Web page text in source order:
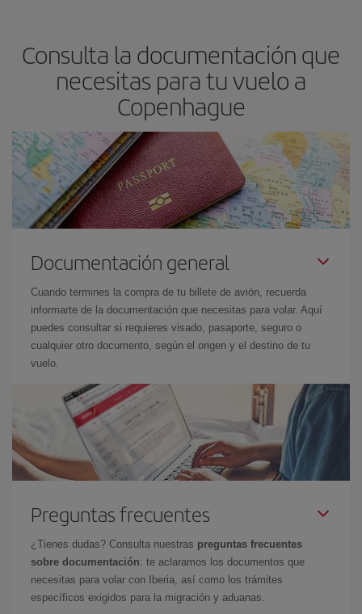
Consulta la documentación que
necesitas para tu vuelo a
Copenhague
Documentación general
Cuando termines la compra de tu billete de avión, recuerda
informarte de la documentación que necesitas para volar. Aquí
puedes consultar si requieres visado, pasaporte, seguro o
cualquier otro documento, según el origen y el destino de tu
vuelo.
Preguntas frecuentes
¿Tienes dudas? Consulta nuestras preguntas frecuentes
sobre documentación: te aclaramos los documentos que
necesitas para volar con Iberia, así como los trámites
específicos exigidos para la migración y aduanas.